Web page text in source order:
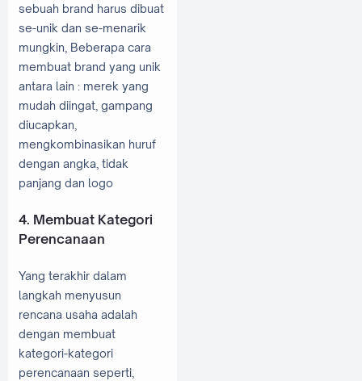
sebuah brand harus dibuat
se-unik dan se-menarik
mungkin, Beberapa cara
membuat brand yang unik
antara lain : merek yang
mudah diingat, gampang
diucapkan,
mengkombinasikan huruf
dengan angka, tidak
panjang dan logo
4. Membuat Kategori
Perencanaan
Yang terakhir dalam
langkah menyusun
rencana usaha adalah
dengan membuat
kategori-kategori
perencanaan seperti,